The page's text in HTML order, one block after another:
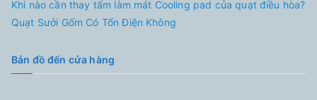
Khi nào cần thay tấm làm mát Cooling pad của quạt điều hòa?
Quạt Sưởi Gốm Có Tốn Điện Không
Bản đồ đến cửa hàng